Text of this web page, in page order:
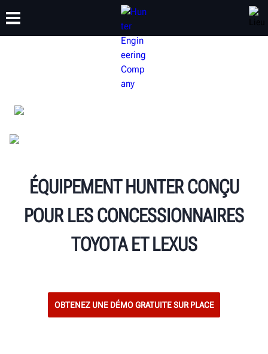
FORMATION
ÉQUIPEMENT HUNTER CONÇU
POUR LES CONCESSIONNAIRES
TOYOTA ET LEXUS
OBTENEZ UNE DÉMO GRATUITE SUR PLACE